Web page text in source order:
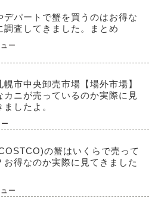
デパートで蟹を買うのはお得な
調査してきました。まとめ
ー
幌市中央卸売市場【場外市場】
カニが売っているのか実際に見
したよ。
の蟹はいくらで売って
お得なのか実際に見てきました
ー